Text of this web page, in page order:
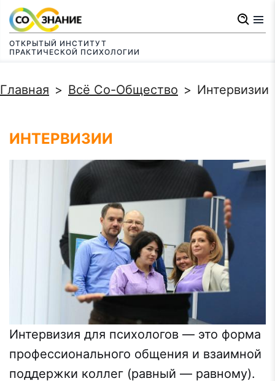
Перейти
основному
ОТКРЫТЫЙ ИНСТИТУТ
ПРАКТИЧЕСКОЙ ПСИХОЛОГИИ
Строка
навигации
Главная Всё Со-Общество Интервизии
ИНТЕРВИЗИИ
Интервизия для психологов — это форма
профессионального общения и взаимной
поддержки коллег (равный — равному).